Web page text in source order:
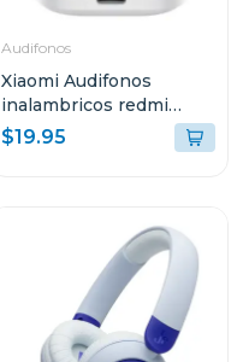
Audifonos
Xiaomi Audifonos
inalambricos redmi
buds 6 active bluetooth
$19.95